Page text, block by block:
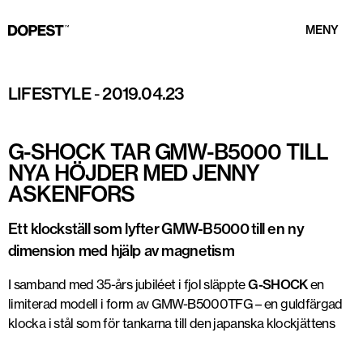
MENY
LIFESTYLE-2019.04.23
G-SHOCK TAR GMW-B5000 TILL
NYA HÖJDER MED JENNY
ASKENFORS
Ett klockställ som lyfter GMW-B5000 till en ny
dimension med hjälp av magnetism
I samband med 35-års jubiléet i fjol släppteG-SHOCKen
limiterad modell i form av GMW-B5000TFG – en guldfärgad
klocka i stål som för tankarna till den japanska klockjättens